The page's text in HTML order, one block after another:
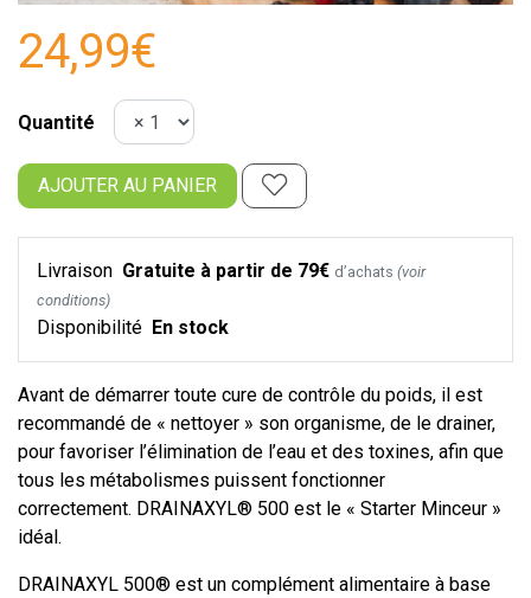
24,99€
Quantité
AJOUTER AU PANIER
Livraison Gratuite à partir de 79€ d’achats (voir
conditions)
Disponibilité En stock
Avant de démarrer toute cure de contrôle du poids, il est
recommandé de « nettoyer » son organisme, de le drainer,
pour favoriser l’élimination de l’eau et des toxines, afin que
tous les métabolismes puissent fonctionner
correctement. DRAINAXYL® 500 est le « Starter Minceur »
idéal.
DRAINAXYL 500® est un complément alimentaire à base